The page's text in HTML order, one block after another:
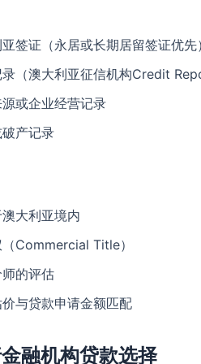
签证（永居或长期居留签证优先）
录（澳大利亚征信机构Credit
或企业经营记录
产记录
大利亚境内
Commercial Title）
的评估
与贷款申请金额匹配
融机构贷款选择